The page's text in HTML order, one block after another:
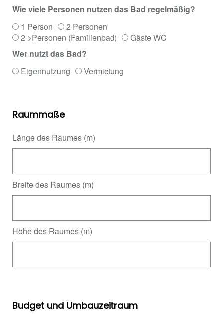
Wie viele Personen nutzen das Bad regelmäßig?
1 Person
2 Personen
2 >Personen (Familienbad)
Gäste WC
Wer nutzt das Bad?
Eigennutzung
Vermietung
Raummaße
Länge des Raumes (m)
Breite des Raumes (m)
Höhe des Raumes (m)
Budget und Umbauzeitraum